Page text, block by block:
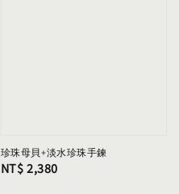
珍珠母貝+淡水珍珠手鍊
Regular
NT$ 2,380